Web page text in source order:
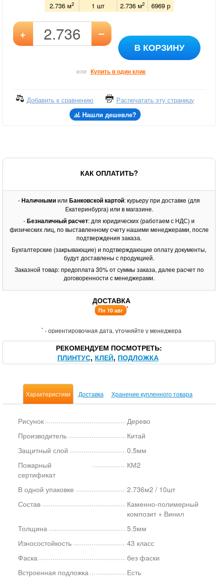
2.736 м2 1 шт 2.736м2 6969р
+ –
В КОРЗИНУ
или Купить в один клик
Добавить к сравнению
Распечатать эту страницу
Нашли дешевле?
КАК ОПЛАТИТЬ?
-Наличнымиили Банковской картой: курьеру при доставке (для
Екатеринбурга) или в магазине.
-Безналичный расчет: для юридических (работаем с НДС) и
физических лиц, по выставленному счету нашими менеджерами, после
подтверждения заказа.
Бухгалтерские (закрывающие) и подтверждающие оплату документы,
будут доставлены с продукцией.
Заказной товар: предоплата 30% от суммы заказа, далее расчет по
договоренности с менеджерами.
ДОСТАВКА
Пн 10 авг *
* - ориентировочная дата, уточняйте у менеджера
РЕКОМЕНДУЕМ ПОСМОТРЕТЬ
ПЛИНТУС КЛЕЙ ПОДЛОЖКА
Характеристики Доставка Хранение купленного товара
Рисунок
Дерево
Производитель
Китай
Защитный слой
0.5мм
Пожарный
сертификат
КМ2
В одной упаковке
2.736м2 / 10шт
Состав
Каменно-полимерный
композит + Винил
Толщина
5.5мм
Износостойкость
43 класс
Фаска
без фаски
Встроенная подложка
Есть